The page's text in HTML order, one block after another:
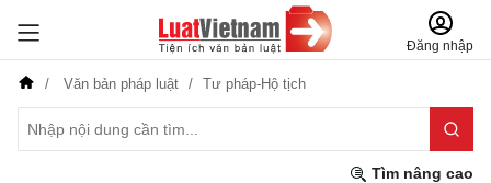
Đăng nhập
Văn bản pháp luật Tư pháp-Hộ tịch
Tìm nâng cao